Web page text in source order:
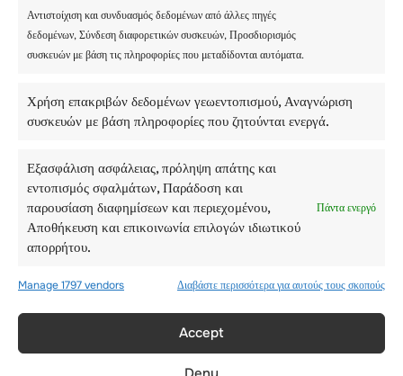
Αντιστοίχιση και συνδυασμός δεδομένων από άλλες πηγές
δεδομένων, Σύνδεση διαφορετικών συσκευών, Προσδιορισμός
συσκευών με βάση τις πληροφορίες που μεταδίδονται αυτόματα.
Χρήση επακριβών δεδομένων γεωεντοπισμού, Αναγνώριση
συσκευών με βάση πληροφορίες που ζητούνται ενεργά.
Εξασφάλιση ασφάλειας, πρόληψη απάτης και
εντοπισμός σφαλμάτων, Παράδοση και
παρουσίαση διαφημίσεων και περιεχομένου,
Αποθήκευση και επικοινωνία επιλογών ιδιωτικού
απορρήτου.
Πάντα ενεργό
Manage 1797 vendors Διαβάστε περισσότερα για αυτούς τους σκοπούς
Accept
ΤΕΤΆΡΤΗ – 13
ΑΥΓΟΎΣΤΟΥ